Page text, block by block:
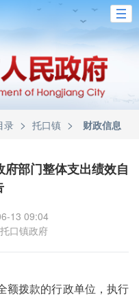
录 > 托口镇 > 财政信息
部门整体支出绩效自
13 09:04
口镇政府
额拨款的行政单位，执行